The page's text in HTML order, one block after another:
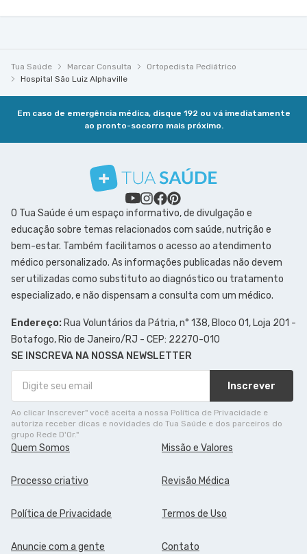
Tua Saúde Marcar Consulta
Ortopedista Pediátrico
Hospital São Luiz Alphaville
Em caso de emergência médica, disque 192 ou vá imediatamente
ao pronto-socorro mais próximo.
O Tua Saúde é um espaço informativo, de divulgação e
educação sobre temas relacionados com saúde, nutrição e
bem-estar. Também facilitamos o acesso ao atendimento
médico personalizado. As informações publicadas não devem
ser utilizadas como substituto ao diagnóstico ou tratamento
especializado, e não dispensam a consulta com um médico.
Endereço: Rua Voluntários da Pátria, n° 138, Bloco 01, Loja 201 -
Botafogo, Rio de Janeiro/RJ - CEP: 22270-010
SE INSCREVA NA NOSSA NEWSLETTER
Inscrever
Ao clicar Inscrever" você aceita a nossa Política de Privacidade e
autoriza receber dicas e novidades do Tua Saúde e dos parceiros do
grupo Rede D'Or."
Quem Somos Missão e Valores
Processo criativo Revisão Médica
Política de Privacidade Termos de Uso
Anuncie com a gente Contato